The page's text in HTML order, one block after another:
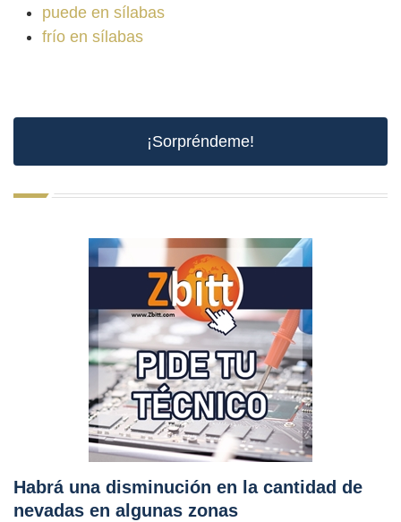
puede en sílabas
frío en sílabas
¡Sorpréndeme!
Habrá una disminución en la cantidad de
nevadas en algunas zonas